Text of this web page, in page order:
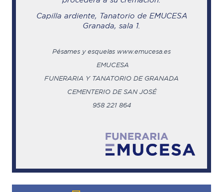
Capilla ardiente, Tanatorio de EMUCESA
Granada, sala 1.
Pésames y esquelas www.emucesa.es
EMUCESA
FUNERARIA Y TANATORIO DE GRANADA
CEMENTERIO DE SAN JOSÉ
958 221 864